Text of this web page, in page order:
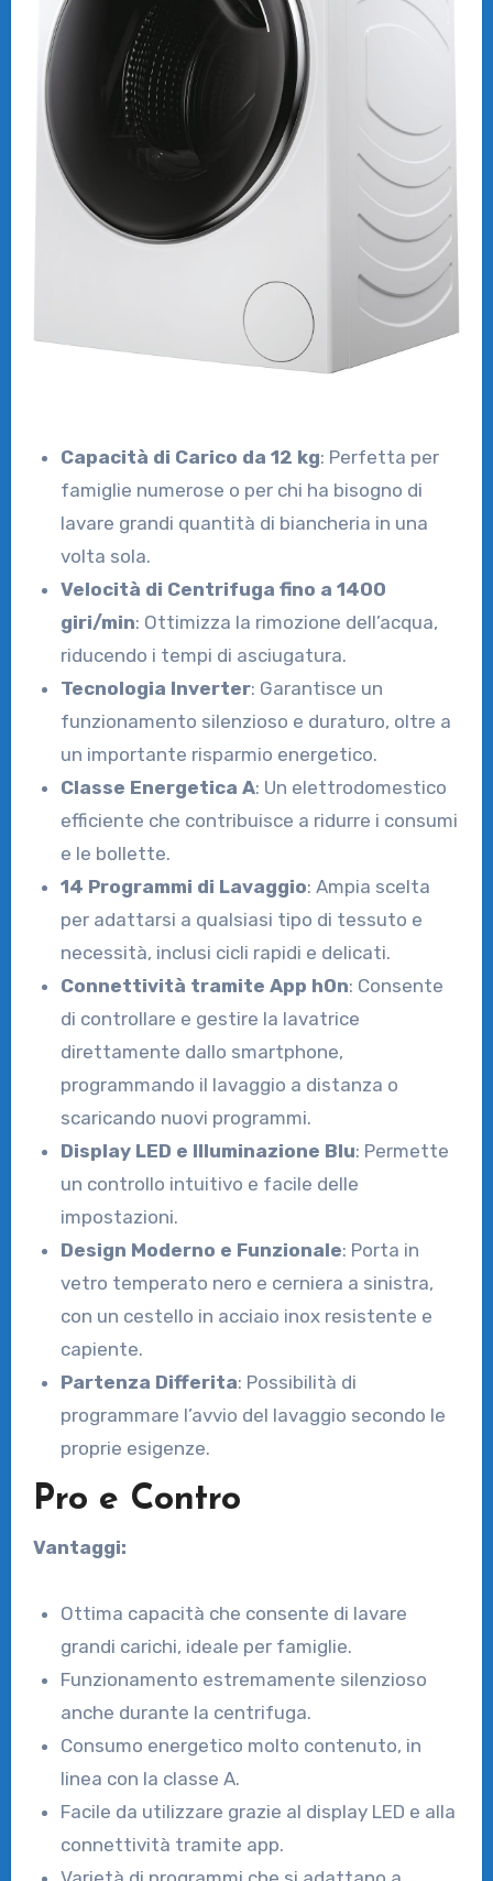
Capacità di Carico da 12 kg: Perfetta per
famiglie numerose o per chi ha bisogno di
lavare grandi quantità di biancheria in una
volta sola.
Velocità di Centrifuga fino a 1400
giri/min: Ottimizza la rimozione dell’acqua,
riducendo i tempi di asciugatura.
Tecnologia Inverter: Garantisce un
funzionamento silenzioso e duraturo, oltre a
un importante risparmio energetico.
Classe Energetica A: Un elettrodomestico
efficiente che contribuisce a ridurre i consumi
e le bollette.
14 Programmi di Lavaggio: Ampia scelta
per adattarsi a qualsiasi tipo di tessuto e
necessità, inclusi cicli rapidi e delicati.
Connettività tramite App hOn: Consente
di controllare e gestire la lavatrice
direttamente dallo smartphone,
programmando il lavaggio a distanza o
scaricando nuovi programmi.
Display LED e Illuminazione Blu: Permette
un controllo intuitivo e facile delle
impostazioni.
Design Moderno e Funzionale: Porta in
vetro temperato nero e cerniera a sinistra,
con un cestello in acciaio inox resistente e
capiente.
Partenza Differita: Possibilità di
programmare l’avvio del lavaggio secondo le
proprie esigenze.
Pro e Contro
Vantaggi:
Ottima capacità che consente di lavare
grandi carichi, ideale per famiglie.
Funzionamento estremamente silenzioso
anche durante la centrifuga.
Consumo energetico molto contenuto, in
linea con la classe A.
Facile da utilizzare grazie al display LED e alla
connettività tramite app.